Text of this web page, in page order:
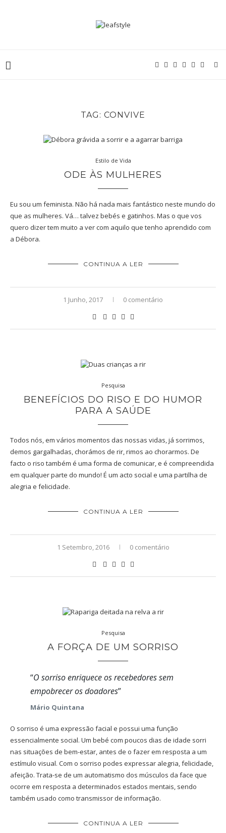
TAG: CONVIVE
Estilo de Vida
ODE ÀS MULHERES
Eu sou um feminista. Não há nada mais fantástico neste mundo do
que as mulheres. Vá… talvez bebés e gatinhos. Mas o que vos
quero dizer tem muito a ver com aquilo que tenho aprendido com
a Débora.
CONTINUA A LER
1 Junho, 2017 0 comentário
Pesquisa
BENEFÍCIOS DO RISO E DO HUMOR
PARA A SAÚDE
Todos nós, em vários momentos das nossas vidas, já sorrimos,
demos gargalhadas, chorámos de rir, rimos ao chorarmos. De
facto o riso também é uma forma de comunicar, e é compreendida
em qualquer parte do mundo! É um acto social e uma partilha de
alegria e felicidade.
CONTINUA A LER
1 Setembro, 2016 0 comentário
Pesquisa
A FORÇA DE UM SORRISO
“O sorriso enriquece os recebedores sem
empobrecer os doadores”
Mário Quintana
O sorriso é uma expressão facial e possui uma função
essencialmente social. Um bebé com poucos dias de idade sorri
nas situações de bem-estar, antes de o fazer em resposta a um
estímulo visual. Com o sorriso podes expressar alegria, felicidade,
afeição. Trata-se de um automatismo dos músculos da face que
ocorre em resposta a determinados estados mentais, sendo
também usado como transmissor de informação.
CONTINUA A LER